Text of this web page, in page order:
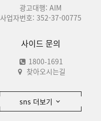
광고대행: AIM
사업자번호: 352-37-00775
사이드 문의
1800-1691
찾아오시는길
sns 더보기